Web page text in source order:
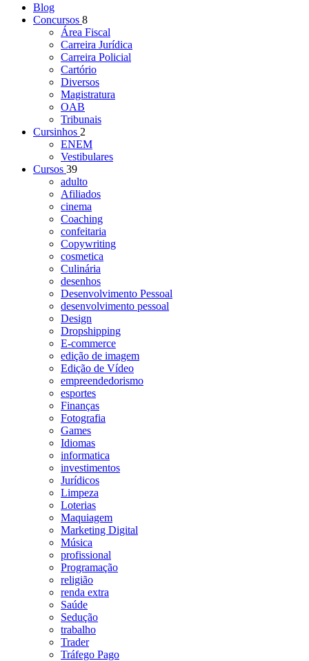
Blog
Concursos 8
Área Fiscal
Carreira Jurídica
Carreira Policial
Cartório
Diversos
Magistratura
OAB
Tribunais
Cursinhos 2
ENEM
Vestibulares
Cursos 39
adulto
Afiliados
cinema
Coaching
confeitaria
Copywriting
cosmetica
Culinária
desenhos
Desenvolvimento Pessoal
desenvolvimento pessoal
Design
Dropshipping
E-commerce
edição de imagem
Edição de Vídeo
empreendedorismo
esportes
Finanças
Fotografia
Games
Idiomas
informatica
investimentos
Jurídicos
Limpeza
Loterias
Maquiagem
Marketing Digital
Música
profissional
Programação
religião
renda extra
Saúde
Sedução
trabalho
Trader
Tráfego Pago